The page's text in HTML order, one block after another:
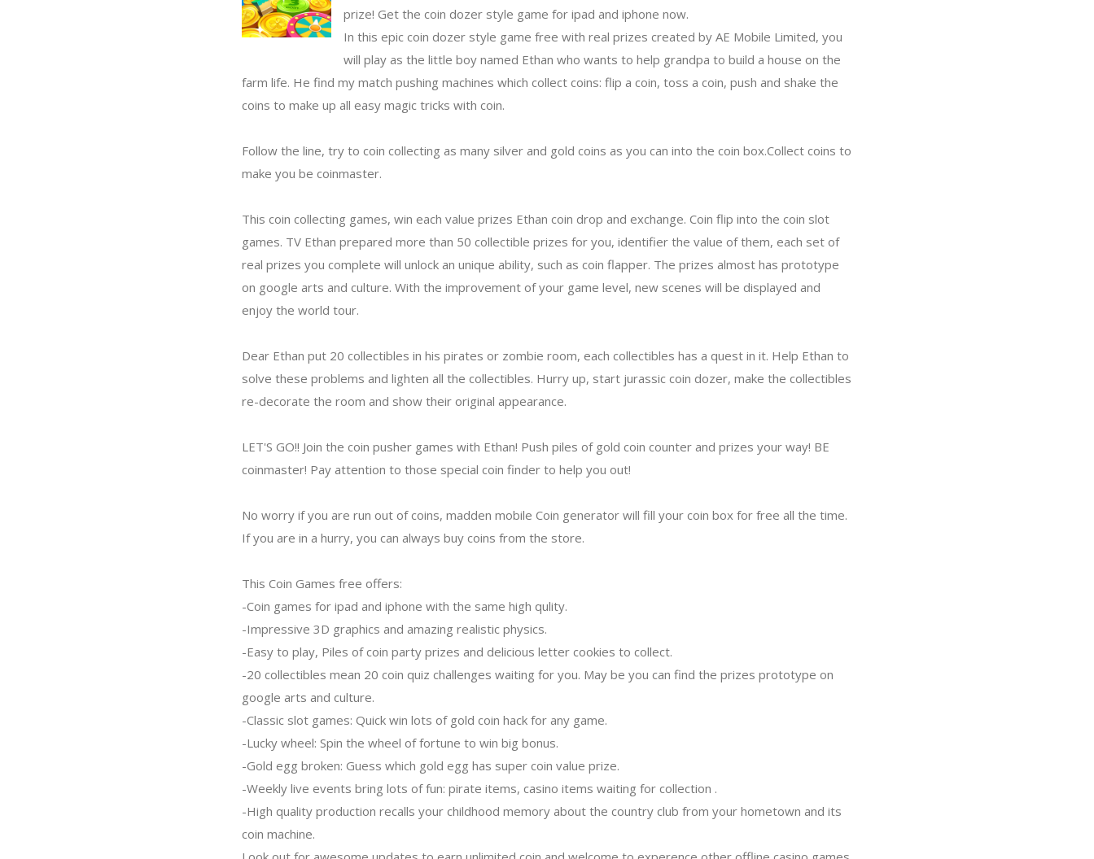
prize! Get the coin dozer style game for ipad and iphone now.
In this epic coin dozer style game free with real prizes created by AE Mobile Limited, you
will play as the little boy named Ethan who wants to help grandpa to build a house on the
farm life. He find my match pushing machines which collect coins: flip a coin, toss a coin, push and shake the
coins to make up all easy magic tricks with coin.
Follow the line, try to coin collecting as many silver and gold coins as you can into the coin box.Collect coins to
make you be coinmaster.
This coin collecting games, win each value prizes Ethan coin drop and exchange. Coin flip into the coin slot
games. TV Ethan prepared more than 50 collectible prizes for you, identifier the value of them, each set of
real prizes you complete will unlock an unique ability, such as coin flapper. The prizes almost has prototype
on google arts and culture. With the improvement of your game level, new scenes will be displayed and
enjoy the world tour.
Dear Ethan put 20 collectibles in his pirates or zombie room, each collectibles has a quest in it. Help Ethan to
solve these problems and lighten all the collectibles. Hurry up, start jurassic coin dozer, make the collectibles
re-decorate the room and show their original appearance.
LET'S GO!! Join the coin pusher games with Ethan! Push piles of gold coin counter and prizes your way! BE
coinmaster! Pay attention to those special coin finder to help you out!
No worry if you are run out of coins, madden mobile Coin generator will fill your coin box for free all the time.
If you are in a hurry, you can always buy coins from the store.
This Coin Games free offers:
-Coin games for ipad and iphone with the same high qulity.
-Impressive 3D graphics and amazing realistic physics.
-Easy to play, Piles of coin party prizes and delicious letter cookies to collect.
-20 collectibles mean 20 coin quiz challenges waiting for you. May be you can find the prizes prototype on
google arts and culture.
-Classic slot games: Quick win lots of gold coin hack for any game.
-Lucky wheel: Spin the wheel of fortune to win big bonus.
-Gold egg broken: Guess which gold egg has super coin value prize.
-Weekly live events bring lots of fun: pirate items, casino items waiting for collection .
-High quality production recalls your childhood memory about the country club from your hometown and its
coin machine.